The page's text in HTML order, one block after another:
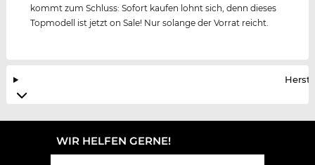
kommt zum Schluss: Sofort kaufen lohnt sich, denn dieses
Topmodell ist jetzt on Sale! Nur solange der Vorrat reicht.
WIR HELFEN GERNE!